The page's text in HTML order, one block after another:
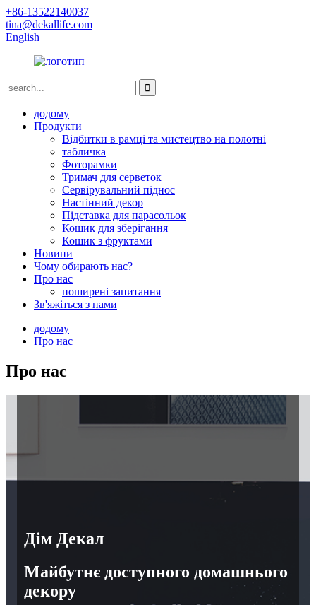
+86-13522140037
tina@dekallife.com
English
додому
Продукти
Відбитки в рамці та мистецтво на полотні
табличка
Фоторамки
Тримач для серветок
Сервірувальний піднос
Настінний декор
Підставка для парасольок
Кошик для зберігання
Кошик з фруктами
Новини
Чому обирають нас?
Про нас
поширені запитання
Зв'яжіться з нами
додому
Про нас
Про нас
Дім Декал
Майбутнє доступного домашнього
декору